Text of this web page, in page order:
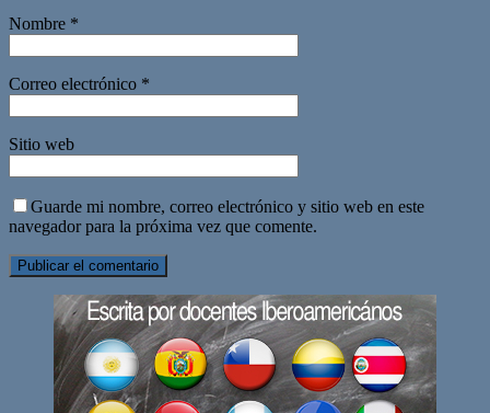
Nombre *
Correo electrónico *
Sitio web
Guarde mi nombre, correo electrónico y sitio web en este
navegador para la próxima vez que comente.